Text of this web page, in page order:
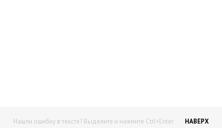
Нашли ошибку в тексте? Выделите и нажмите Ctrl+Enter НАВЕРХ